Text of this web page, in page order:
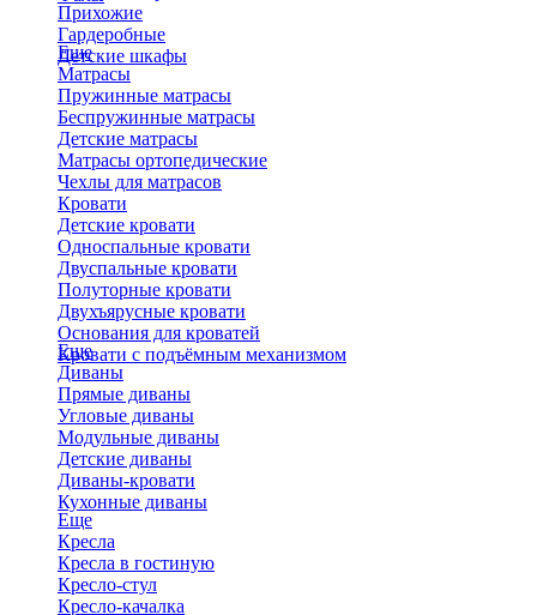
Прихожие
Гардеробные
Детские шкафы
Еще
Матрасы
Пружинные матрасы
Беспружинные матрасы
Детские матрасы
Матрасы ортопедические
Чехлы для матрасов
Кровати
Детские кровати
Односпальные кровати
Двуспальные кровати
Полуторные кровати
Двухъярусные кровати
Основания для кроватей
Кровати с подъёмным механизмом
Еще
Диваны
Прямые диваны
Угловые диваны
Модульные диваны
Детские диваны
Диваны-кровати
Кухонные диваны
Еще
Кресла
Кресла в гостиную
Кресло-стул
Кресло-качалка